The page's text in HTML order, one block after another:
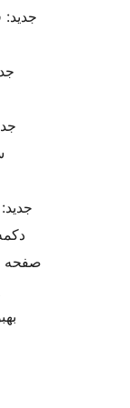
جدید:
صفحه